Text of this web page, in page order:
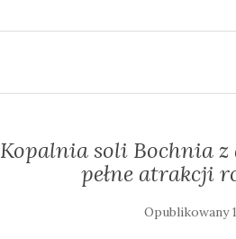
Kopalnia soli Bochnia z
pełne atrakcji
Opublikowany